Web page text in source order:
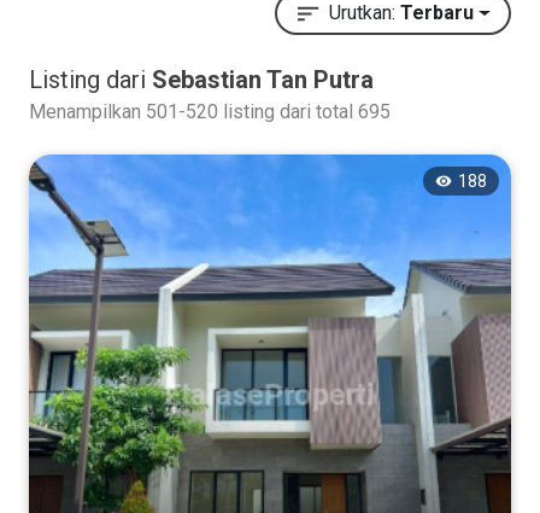
Urutkan: Terbaru
Listing dari Sebastian Tan Putra
Menampilkan 501-520 listing dari total 695
188